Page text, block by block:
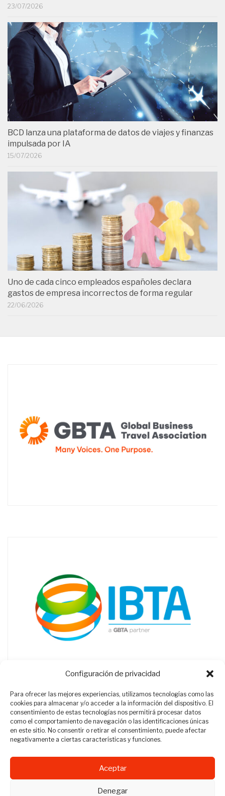
Configuración de privacidad
Para ofrecer las mejores experiencias, utilizamos tecnologías como las
cookies para almacenar y/o acceder a la información del dispositivo. El
consentimiento de estas tecnologías nos permitirá procesar datos
como el comportamiento de navegación o las identificaciones únicas
en este sitio. No consentir o retirar el consentimiento, puede afectar
negativamente a ciertas características y funciones.
Aceptar
Denegar
23/07/2026
BCD lanza una plataforma de datos de viajes y finanzas
impulsada por IA
15/07/2026
Uno de cada cinco empleados españoles declara
gastos de empresa incorrectos de forma regular
22/06/2026
Revista Travel Manager © 2012 - 2026